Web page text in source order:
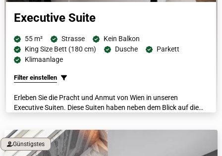
Executive Suite
55 m² Strasse
Kein Balkon
King Size Bett (180 cm)
Dusche
Parkett
Klimaanlage
Filter einstellen
Erleben Sie die Pracht und Anmut von Wien in unseren
Executive Suiten. Diese Suiten haben neben dem Blick auf die
luxuriöse Bademäntel, beheizte Fußböden, eine Nespresso-
Maschine und ein Badezimmer aus italienischem Marmor.
Günstigstes